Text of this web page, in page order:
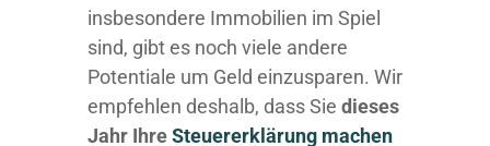
insbesondere Immobilien im Spiel
sind, gibt es noch viele andere
Potentiale um Geld einzusparen. Wir
empfehlen deshalb, dass Sie dieses
Jahr IhreSteuererklärung machen